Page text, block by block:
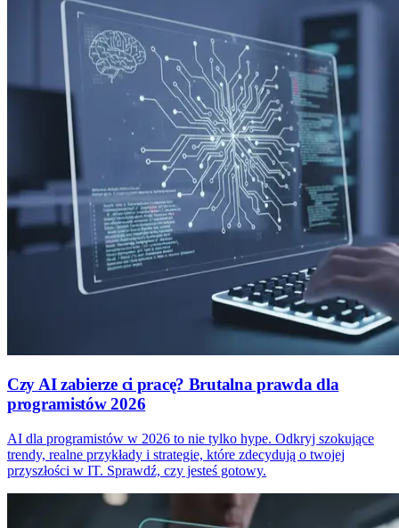
Czy AI zabierze ci pracę? Brutalna prawda dla
programistów 2026
AI dla programistów w 2026 to nie tylko hype. Odkryj szokujące
trendy, realne przykłady i strategie, które zdecydują o twojej
przyszłości w IT. Sprawdź, czy jesteś gotowy.